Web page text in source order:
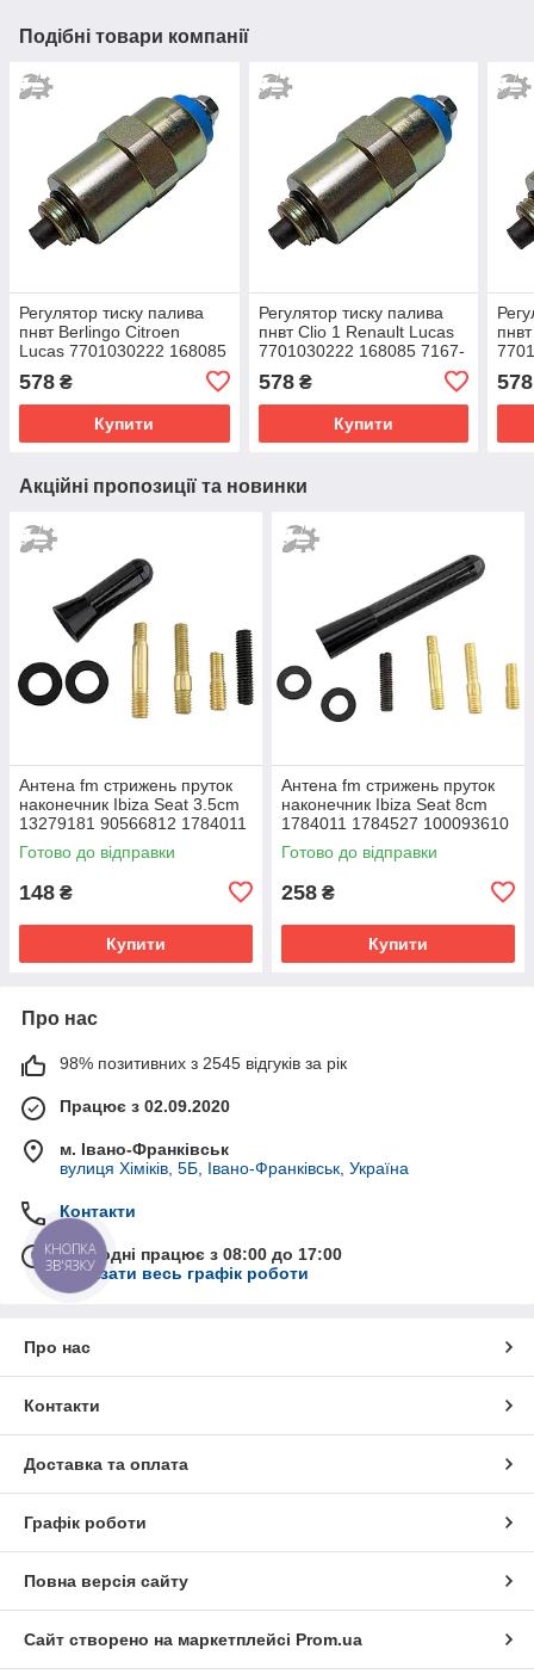
Подібні товари компанії
Регулятор тиску палива
пнвт Berlingo Citroen
Lucas 7701030222 168085
578 ₴
Купити
Регулятор тиску палива
пнвт Clio 1 Renault Lucas
7701030222 168085 7167-
578₴
Купити
578
Акційні пропозиції та новинки
Антена fm стрижень пруток
наконечник Ibiza Seat 3.5cm
13279181 90566812 1784011
1784527 100093610
Готово до відправки
148 ₴
Купити
Антена fm стрижень пруток
наконечник Ibiza Seat 8cm
1784011 1784527 100093610
13279181 90566812
Готово до відправки
258 ₴
Купити
Про нас
98% позитивних з 2545 відгуків за рік
Працює з 02.09.2020
м. Івано-Франківськ
вулиця Хіміків, 5Б, Івано-Франківськ, Україна
Контакти
Сьогодні працює з 08:00 до 17:00
Показати весь графік роботи
Про нас
Контакти
Доставка та оплата
Графік роботи
Повна версія сайту
Сайт створено на маркетплейсі Prom.ua
КНОПКА
ЗВ'ЯЗКУ